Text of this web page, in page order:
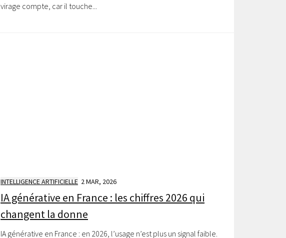
virage compte, car il touche...
INTELLIGENCE ARTIFICIELLE 2 MAR, 2026
IA générative en France : les chiffres 2026 qui
changent la donne
IA générative en France : en 2026, l’usage n’est plus un signal faible.